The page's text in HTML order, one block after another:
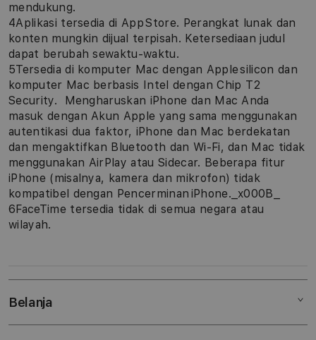
mendukung.
4Aplikasi tersedia di App Store. Perangkat lunak dan
konten mungkin dijual terpisah. Ketersediaan judul
dapat berubah sewaktu-waktu.
5Tersedia di komputer Mac dengan Apple silicon dan
komputer Mac berbasis Intel dengan Chip T2
Security. Mengharuskan iPhone dan Mac Anda
masuk dengan Akun Apple yang sama menggunakan
autentikasi dua faktor, iPhone dan Mac berdekatan
dan mengaktifkan Bluetooth dan Wi-Fi, dan Mac tidak
menggunakan AirPlay atau Sidecar. Beberapa fitur
iPhone (misalnya, kamera dan mikrofon) tidak
kompatibel dengan Pencerminan iPhone._x000B_
6FaceTime tersedia tidak di semua negara atau
wilayah.
Belanja